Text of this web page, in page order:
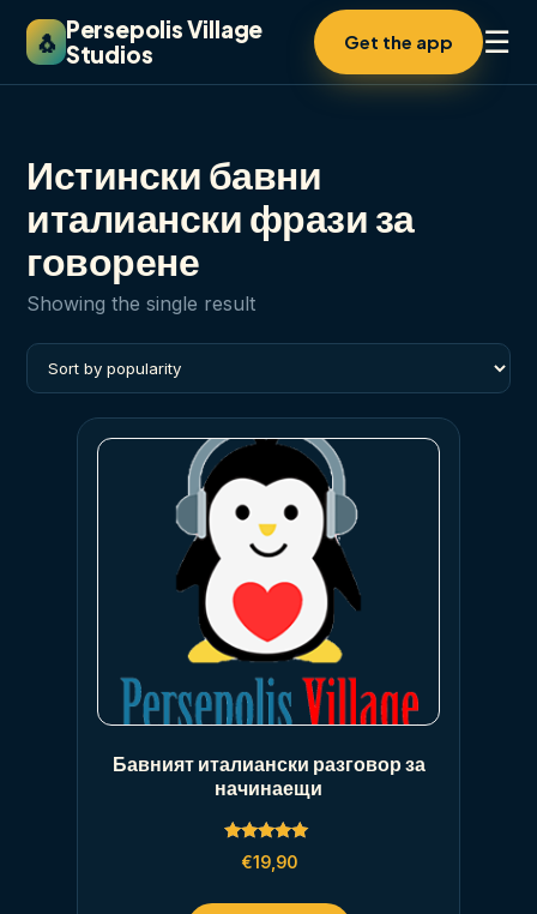
🐧 Persepolis Village
Studios
Get the app ☰
Истински бавни
италиански фрази за
говорене
Showing the single result
Бавният италиански разговор за
начинаещи
Rated
5.00
€19,90